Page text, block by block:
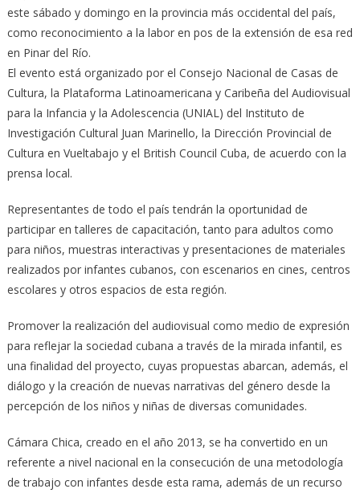
este sábado y domingo en la provincia más occidental del país,
como reconocimiento a la labor en pos de la extensión de esa red
en Pinar del Río.
El evento está organizado por el Consejo Nacional de Casas de
Cultura, la Plataforma Latinoamericana y Caribeña del Audiovisual
para la Infancia y la Adolescencia (UNIAL) del Instituto de
Investigación Cultural Juan Marinello, la Dirección Provincial de
Cultura en Vueltabajo y el British Council Cuba, de acuerdo con la
prensa local.
Representantes de todo el país tendrán la oportunidad de
participar en talleres de capacitación, tanto para adultos como
para niños, muestras interactivas y presentaciones de materiales
realizados por infantes cubanos, con escenarios en cines, centros
escolares y otros espacios de esta región.
Promover la realización del audiovisual como medio de expresión
para reflejar la sociedad cubana a través de la mirada infantil, es
una finalidad del proyecto, cuyas propuestas abarcan, además, el
diálogo y la creación de nuevas narrativas del género desde la
percepción de los niños y niñas de diversas comunidades.
Cámara Chica, creado en el año 2013, se ha convertido en un
referente a nivel nacional en la consecución de una metodología
de trabajo con infantes desde esta rama, además de un recurso